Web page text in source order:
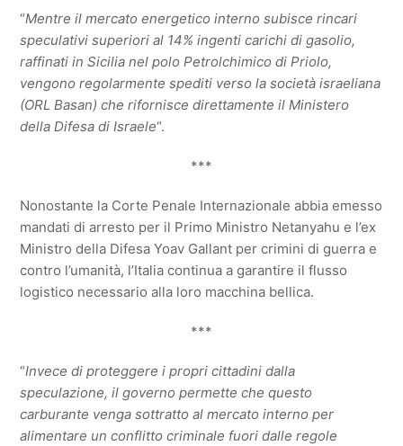
“Mentre il mercato energetico interno subisce rincari
speculativi superiori al 14% ingenti carichi di gasolio,
raffinati in Sicilia nel polo Petrolchimico di Priolo,
vengono regolarmente spediti verso la società israeliana
(ORL Basan) che rifornisce direttamente il Ministero
della Difesa di Israele“.
***
Nonostante la Corte Penale Internazionale abbia emesso
mandati di arresto per il Primo Ministro Netanyahu e l’ex
Ministro della Difesa Yoav Gallant per crimini di guerra e
contro l’umanità, l’Italia continua a garantire il flusso
logistico necessario alla loro macchina bellica.
***
“Invece di proteggere i propri cittadini dalla
speculazione, il governo permette che questo
carburante venga sottratto al mercato interno per
alimentare un conflitto criminale fuori dalle regole